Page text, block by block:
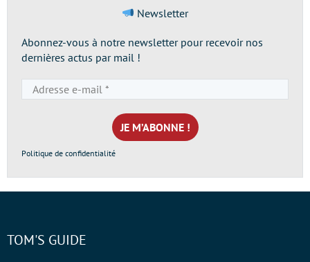
Newsletter
Abonnez-vous à notre newsletter pour recevoir nos
dernières actus par mail !
e-
mail
*
Politique de confidentialité
TOM'S GUIDE